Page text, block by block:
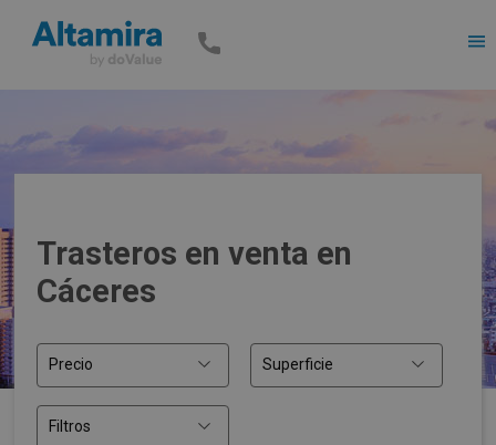
Trasteros en venta en
Cáceres
Precio Superficie
Filtros